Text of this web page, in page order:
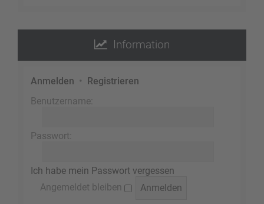
Information
Anmelden • Registrieren
Benutzername:
Passwort:
Ich habe mein Passwort vergessen
Angemeldet bleiben